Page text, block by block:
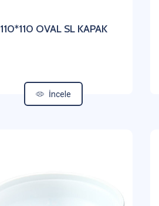
110*110 OVAL SL KAPAK
İncele